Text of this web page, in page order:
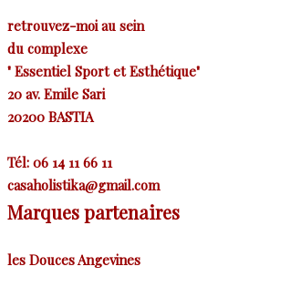
retrouvez-moi au sein
du complexe
" Essentiel Sport et Esthétique"
20 av. Emile Sari
20200 BASTIA
Tél: 06 14 11 66 11
casaholistika@gmail.com
Marques partenaires
les Douces Angevines